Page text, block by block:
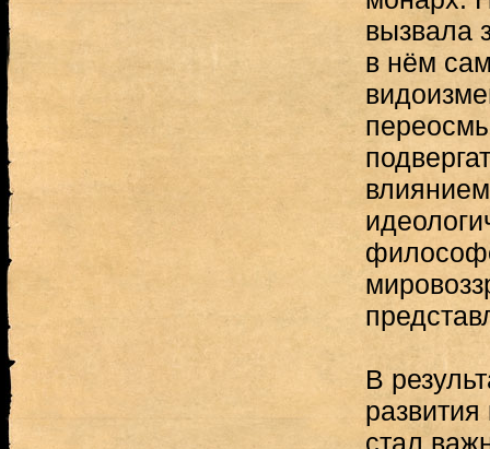
вызвала
в нём
В
стал